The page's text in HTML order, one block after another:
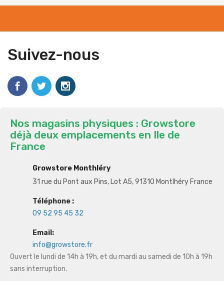
Suivez-nous
Nos magasins physiques : Growstore
déjà deux emplacements en Ile de
France
Growstore Monthléry
31 rue du Pont aux Pins, Lot A5, 91310 Montlhéry France
Téléphone :
09 52 95 45 32
Email:
info@growstore.fr
Ouvert le lundi de 14h à 19h, et du mardi au samedi de 10h à 19h
sans interruption.